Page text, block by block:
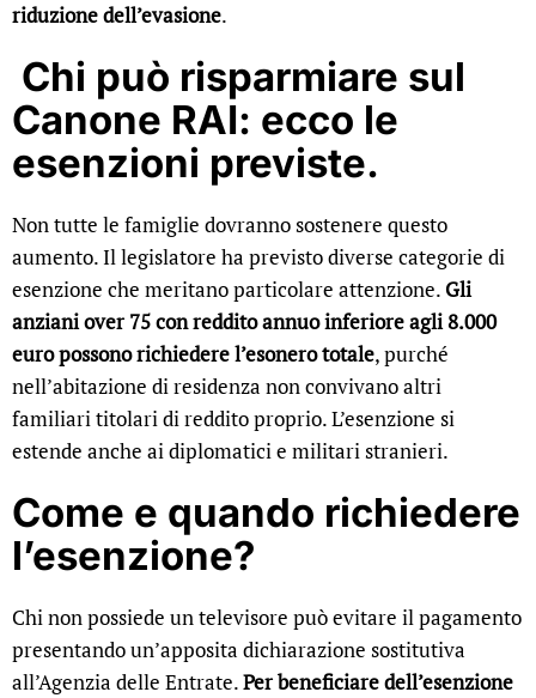
riduzione dell’evasione.
Chi può risparmiare sul
Canone RAI: ecco le
esenzioni previste.
Non tutte le famiglie dovranno sostenere questo
aumento. Il legislatore ha previsto diverse categorie di
esenzione che meritano particolare attenzione. Gli
anziani over 75 con reddito annuo inferiore agli 8.000
euro possono richiedere l’esonero totale, purché
nell’abitazione di residenza non convivano altri
familiari titolari di reddito proprio. L’esenzione si
estende anche ai diplomatici e militari stranieri.
Come e quando richiedere
l’esenzione?
Chi non possiede un televisore può evitare il pagamento
presentando un’apposita dichiarazione sostitutiva
all’Agenzia delle Entrate.Per beneficiare dell’esenzione